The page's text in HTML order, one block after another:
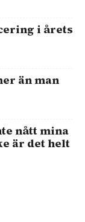
i årets
än man
nått mina
är det helt